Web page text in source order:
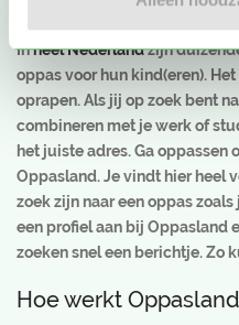
vind je snel een
Inheel Nederlandzijn
oppas voor hun kind(eren).
oprapen. Als jij op zoek bent
combineren met je werk of
het juiste adres. Ga oppassen
Oppasland. Je vindt hier heel
zoek zijn naar een oppas
een profiel aan bij Oppasland
zoeken snel een berichtje. Zo
Hoe werkt